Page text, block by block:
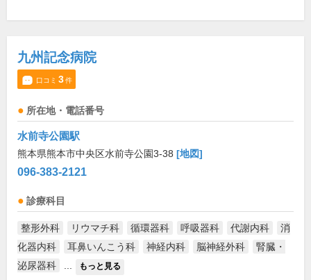
九州記念病院
口コミ 3件
所在地・電話番号
水前寺公園駅
熊本県熊本市中央区水前寺公園3-38 [地図]
096-383-2121
診療科目
整形外科 リウマチ科 循環器科 呼吸器科 代謝内科
消
化器内科
耳鼻いんこう科 神経内科 脳神経外科
腎臓・
泌尿器科
もっと見る